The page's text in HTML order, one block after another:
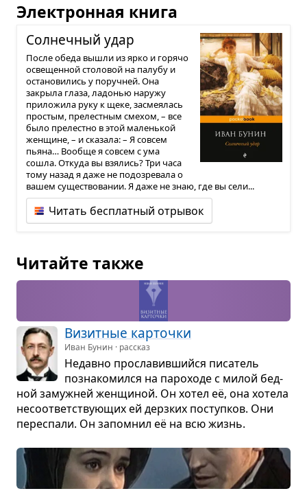
Электронная книга
Сол­неч­ный удар
После обеда вышли из ярко и горячо
освещенной столовой на палубу и
остановились у поручней. Она
закрыла глаза, ладонью наружу
приложила руку к щеке, засмеялась
простым, прелестным смехом, – все
было прелестно в этой маленькой
женщине, – и сказала: – Я совсем
пьяна… Вообще я совсем с ума
сошла. Откуда вы взялись? Три часа
тому назад я даже не подозревала о
вашем существовании. Я даже не знаю, где вы сели...
Читать бесплатный отрывок
Читайте также
Визит­ные кар­точки
Иван Бунин · рассказ
Недавно про­сла­вив­шийся писа­тель
позна­ко­мился на паро­ходе с милой бед­
ной замуж­ней жен­щи­ной. Он хотел её, она хотела
несо­от­вет­ству­ю­щих ей дерз­ких поступ­ков. Они
пере­спали. Он запо­мнил её на всю жизнь.